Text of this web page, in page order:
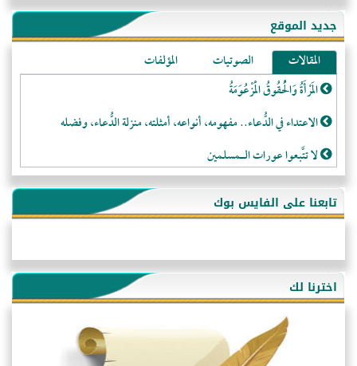
جديد الموقع
المقالات الصوتيات
المؤلفات
المَرْأَةُ وَالْحُقُوقُ الْمَزْعُوَمَةُ
الاعتداء في الدُّعاء.. مفهومه، أنواعه، أمثلته، منزلة الدُّعاء، وفضله
لا تتَّبعوا عورات الـمسلمين
فقه النَّصيحة عند الصَّحابة الكرام رضي الله عنهم
لَا عِزَّةَ إِلَّا بِالإِسْلَامِ
هذه سبيلنا فماذا تنقمون؟!
أُسُـسُ بَـيْـتِ الـمُسْـلِمِ
التَّعْلِيمُ القُرْآنِي
كلمة إلى إخواني السلفيين في الجزائر
تابعنا على الفايس بوك
اخترنا لك